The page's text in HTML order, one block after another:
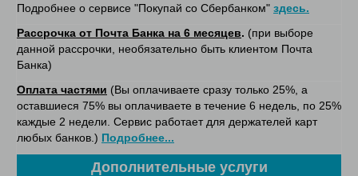
Подробнее о сервисе "Покупай со Сбербанком" здесь.
Рассрочка от Почта Банка на 6 месяцев. (при выборе
данной рассрочки, необязательно быть клиентом Почта
Банка)
Оплата частями (Вы оплачиваете сразу только 25%, а
оставшиеся 75% вы оплачиваете в течение 6 недель, по 25%
каждые 2 недели. Сервис работает для держателей карт
любых банков.) Подробнее...
Дополнительные услуги